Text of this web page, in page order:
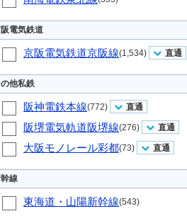
電気鉄道
京阪電気鉄道京阪線(1,534) 直通
他私鉄
阪神電鉄本線(772) 直通
阪堺電気軌道阪堺線(276) 直通
大阪モノレール彩都(73) 直通
線
東海道・山陽新幹線(543)